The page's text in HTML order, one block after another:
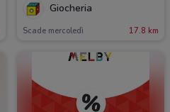
Giocheria
Scade mercoledì 17.8 km